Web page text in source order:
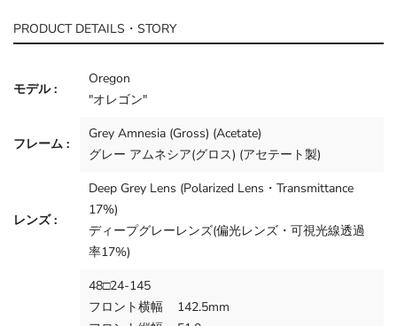
PRODUCT DETAILS・STORY
モデル :
Oregon
"オレゴン"
フレーム :
Grey Amnesia (Gross) (Acetate)
グレー アムネシア(グロス) (アセテート製)
レンズ :
Deep Grey Lens (Polarized Lens・Transmittance
17%)
ディープグレーレンズ(偏光レンズ・可視光線透過
率17%)
48□24-145
フロント横幅
142.5mm